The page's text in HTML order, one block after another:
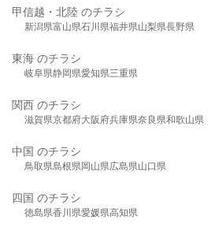
甲信越・北陸 のチラシ
新潟県富山県石川県福井県山梨県長野県
東海 のチラシ
岐阜県静岡県愛知県三重県
関西 のチラシ
滋賀県京都府大阪府兵庫県奈良県和歌山県
中国 のチラシ
鳥取県島根県岡山県広島県山口県
四国 のチラシ
徳島県香川県愛媛県高知県